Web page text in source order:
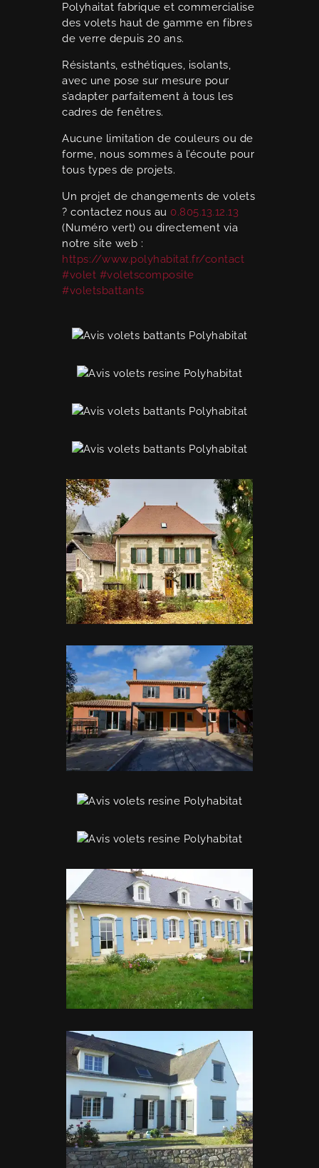
Polyhaitat fabrique et commercialise
des volets haut de gamme en fibres
de verre depuis 20 ans.
Résistants, esthétiques, isolants,
avec une pose sur mesure pour
s’adapter parfaitement à tous les
cadres de fenêtres.
Aucune limitation de couleurs ou de
forme, nous sommes à l’écoute pour
tous types de projets.
Un projet de changements de volets
? contactez nous au 0.805.13.12.13
(Numéro vert) ou directement via
notre site web :
https://www.polyhabitat.fr/contact
#volet #voletscomposite
#voletsbattants